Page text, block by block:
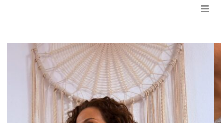
FIANZA TIKTOK
MODA CHICA
BEAUTY